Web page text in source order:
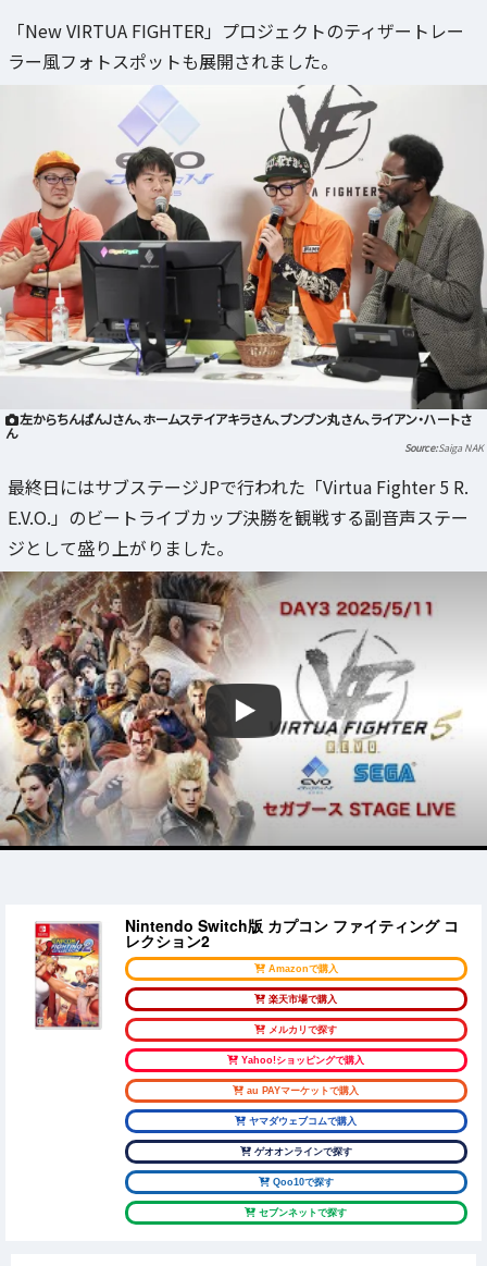
「New VIRTUA FIGHTER」プロジェクトのティザートレー
ラー風フォトスポットも展開されました。
左からちんぱんJさん、ホームステイアキラさん、ブンブン丸さん、ライアン・ハートさ
ん
Saiga NAK
最終日にはサブステージJPで行われた「Virtua Fighter 5 R.
E.V.O.」のビートライブカップ決勝を観戦する副音声ステー
ジとして盛り上がりました。
Nintendo Switch版 カプコン ファイティング コ
レクション2
Amazonで購入
楽天市場で購入
メルカリで探す
Yahoo!ショッピングで購入
au PAYマーケットで購入
ヤマダウェブコムで購入
ゲオオンラインで探す
Qoo10で探す
セブンネットで探す